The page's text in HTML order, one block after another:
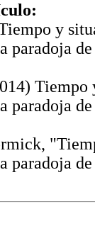
y
paradoja
Tiempo
paradoja
paradoja